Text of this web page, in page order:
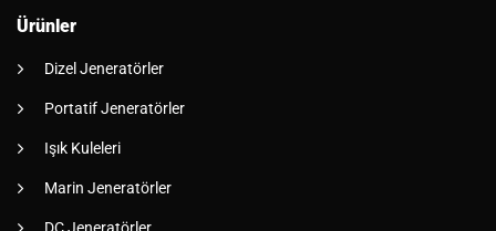
Ürünler
Dizel Jeneratörler
Portatif Jeneratörler
Işık Kuleleri
Marin Jeneratörler